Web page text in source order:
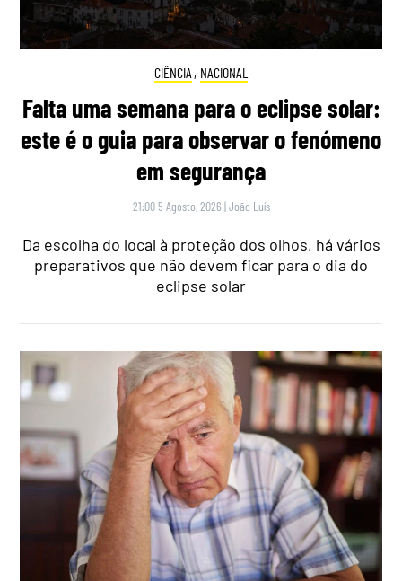
CIÊNCIA , NACIONAL
Falta uma semana para o eclipse solar:
este é o guia para observar o fenómeno
em segurança
21:00 5 Agosto, 2026 |João Luís
Da escolha do local à proteção dos olhos, há vários
preparativos que não devem ficar para o dia do
eclipse solar